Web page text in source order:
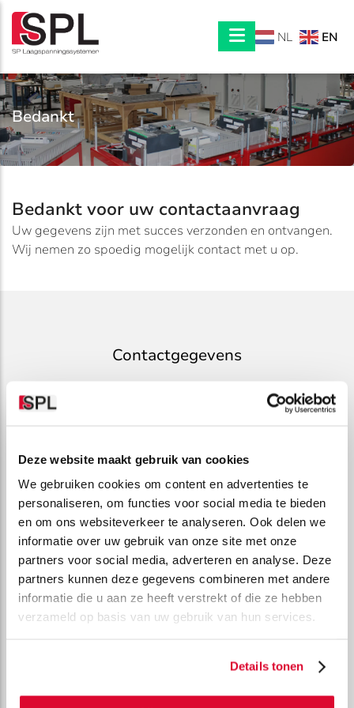
Deze website maakt gebruik van cookies
We gebruiken cookies om content en advertenties te
personaliseren, om functies voor social media te bieden
en om ons websiteverkeer te analyseren. Ook delen we
informatie over uw gebruik van onze site met onze
partners voor social media, adverteren en analyse. Deze
partners kunnen deze gegevens combineren met andere
informatie die u aan ze heeft verstrekt of die ze hebben
verzameld op basis van uw gebruik van hun services.
Details tonen
NL EN
Bedankt
Bedankt voor uw contactaanvraag
Uw gegevens zijn met succes verzonden en ontvangen.
Wij nemen zo spoedig mogelijk contact met u op.
Contactgegevens
Inkoop:+31 55 – 303 4082
verkoop@scholtenpanelen.nl
inkoop@scholtenpanelen.nl
Sitemap
Home
Diensten
Paneelbouw
Sectoren